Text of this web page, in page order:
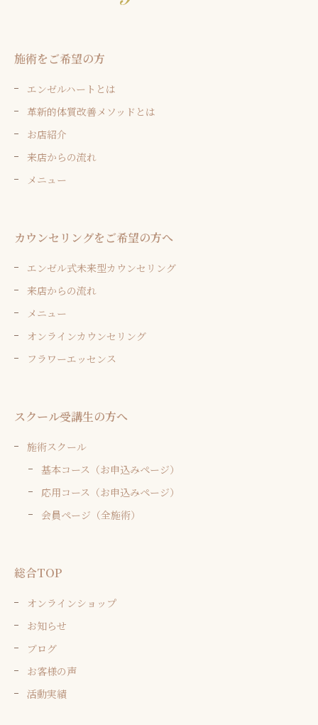
施術をご希望の方
エンゼルハートとは
革新的体質改善メソッドとは
お店紹介
来店からの流れ
メニュー
カウンセリングをご希望の方へ
エンゼル式未来型カウンセリング
来店からの流れ
メニュー
オンラインカウンセリング
フラワーエッセンス
スクール受講生の方へ
施術スクール
基本コース（お申込みページ）
応用コース（お申込みページ）
会員ページ（全施術）
総合TOP
オンラインショップ
お知らせ
ブログ
お客様の声
活動実績